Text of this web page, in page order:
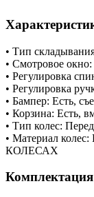
• Тип
• Смотровое
• Регулировка
• Регулировка
• Бампер: Есть,
• Корзина: Есть,
• Тип колес:
• Материал
КОЛЕСАХ
Комплектация